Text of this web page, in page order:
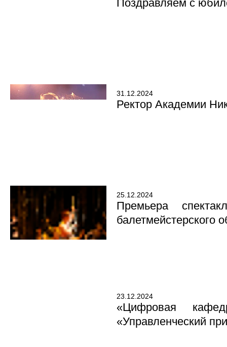
Поздравляем с
31.12.2024
Ректор Академии
25.12.2024
Премьера
балетмейстерского
23.12.2024
«Цифровая
«Управленческий